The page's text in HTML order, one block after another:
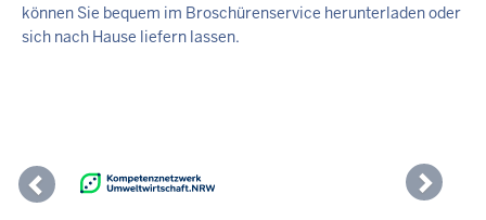
können Sie bequem im Broschürenservice herunterladen oder
sich nach Hause liefern lassen.
Previous